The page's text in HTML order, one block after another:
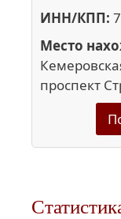
ИНН/КПП:
Место
проспект